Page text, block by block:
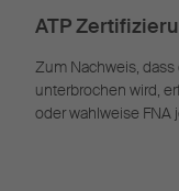
ATP
Zum Nachweis,
unterbrochen wird,
oder wahlweise FNA